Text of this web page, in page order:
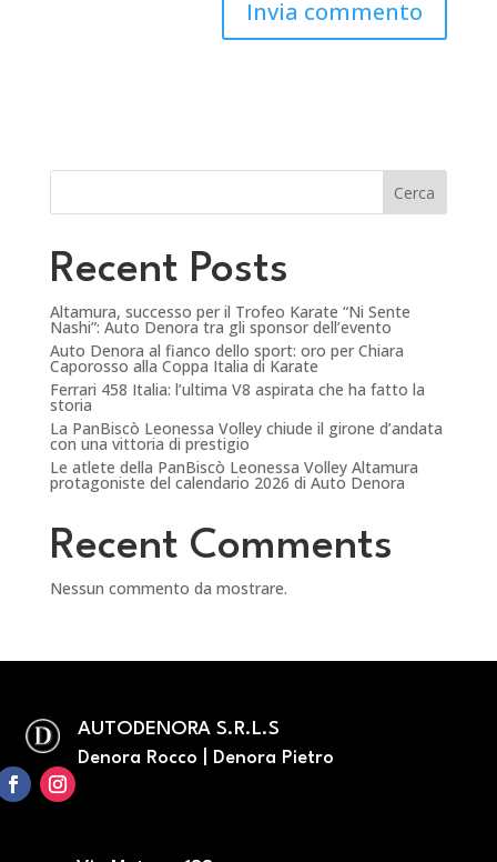
Cerca
Recent Posts
Altamura, successo per il Trofeo Karate “Ni Sente
Nashi”: Auto Denora tra gli sponsor dell’evento
Auto Denora al fianco dello sport: oro per Chiara
Caporosso alla Coppa Italia di Karate
Ferrari 458 Italia: l’ultima V8 aspirata che ha fatto la
storia
La PanBiscò Leonessa Volley chiude il girone d’andata
con una vittoria di prestigio
Le atlete della PanBiscò Leonessa Volley Altamura
protagoniste del calendario 2026 di Auto Denora
Recent Comments
Nessun commento da mostrare.
AUTODENORA S.R.L.S
Denora Rocco | Denora Pietro